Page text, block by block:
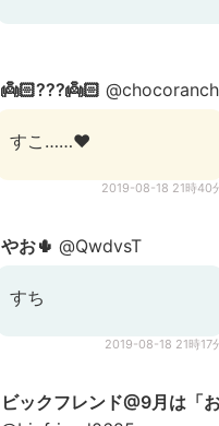
👼🏻???👼🏻
すこ……❤
2019-08-18 21時40
やお🌵 @QwdvsT
すち
2019-08-18 21時17
ビックフレンド@9月は「